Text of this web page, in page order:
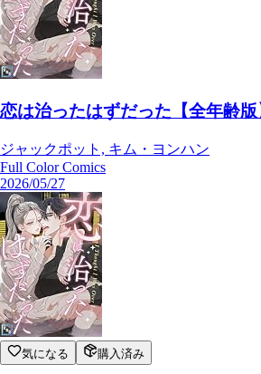
恋は治ったはずだった【全年齢
ジャックポット, キム・ヨンハン
Full Color Comics
2026/05/27
気になる 購入済み